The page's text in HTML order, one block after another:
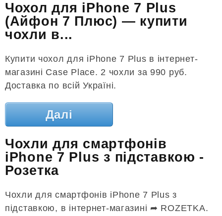
Чохол для iPhone 7 Plus
(Айфон 7 Плюс) — купити
чохли в...
Купити чохол для iPhone 7 Plus в інтернет-
магазині Case Place. 2 чохли за 990 руб.
Доставка по всій Україні.
Далі
Чохли для смартфонів
iPhone 7 Plus з підставкою -
Розетка
Чохли для смартфонів iPhone 7 Plus з
підставкою, в інтернет-магазині ➦ ROZETKA.